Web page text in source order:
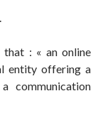
that : « an online
entity offering a
communication